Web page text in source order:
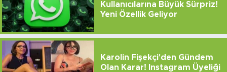
Kullanıcılarına Büyük Sürpriz!
Yeni Özellik Geliyor
Karolin Fişekçi'den Gündem
Olan Karar! Instagram Üyeliği